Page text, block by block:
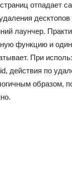
отпадает
лаунчер.
функцию и
При
действия по
образом,